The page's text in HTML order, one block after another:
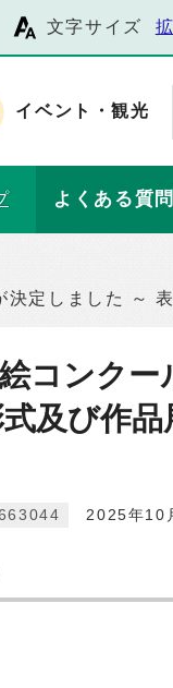
文字サイズ
イベント・観光
よくある質問
定しました ～
コンクー
及び作品
2025年10